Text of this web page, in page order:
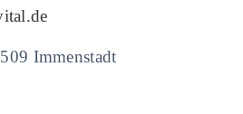
Immenstadt